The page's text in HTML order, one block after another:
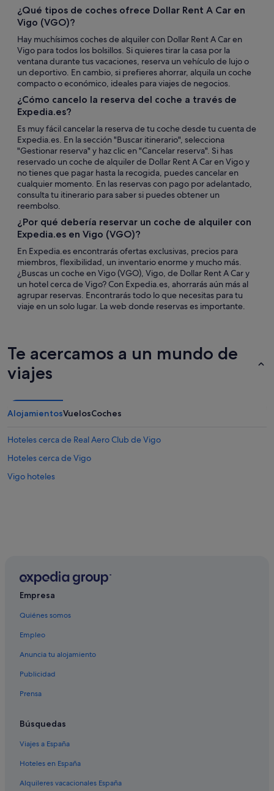
¿Qué tipos de coches ofrece Dollar Rent A Car en
Vigo (VGO)?
Hay muchísimos coches de alquiler con Dollar Rent A Car en
Vigo para todos los bolsillos. Si quieres tirar la casa por la
ventana durante tus vacaciones, reserva un vehículo de lujo o
un deportivo. En cambio, si prefieres ahorrar, alquila un coche
compacto o económico, ideales para viajes de negocios.
¿Cómo cancelo la reserva del coche a través de
Expedia.es?
Es muy fácil cancelar la reserva de tu coche desde tu cuenta de
Expedia.es. En la sección "Buscar itinerario", selecciona
"Gestionar reserva" y haz clic en "Cancelar reserva". Si has
reservado un coche de alquiler de Dollar Rent A Car en Vigo y
no tienes que pagar hasta la recogida, puedes cancelar en
cualquier momento. En las reservas con pago por adelantado,
consulta tu itinerario para saber si puedes obtener un
reembolso.
¿Por qué debería reservar un coche de alquiler con
Expedia.es en Vigo (VGO)?
En Expedia.es encontrarás ofertas exclusivas, precios para
miembros, flexibilidad, un inventario enorme y mucho más.
¿Buscas un coche en Vigo (VGO), Vigo, de Dollar Rent A Car y
un hotel cerca de Vigo? Con Expedia.es, ahorrarás aún más al
agrupar reservas. Encontrarás todo lo que necesitas para tu
viaje en un solo lugar. La web donde reservas es importante.
Te acercamos a un mundo de
viajes
AlojamientosVuelosCoches
Hoteles cerca de Real Aero Club de Vigo
Hoteles cerca de Vigo
Vigo hoteles
Empresa
Quiénes somos
Empleo
Anuncia tu alojamiento
Publicidad
Prensa
Búsquedas
Viajes a España
Hoteles en España
Alquileres vacacionales España